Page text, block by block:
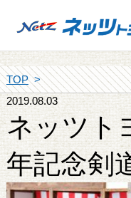
TOP
2019.08.03
ネッツト
年記念剣